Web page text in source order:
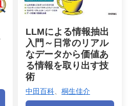
LLMによる情報抽出
入門～日常のリアル
なデータから価値あ
る情報を取り出す技
術
中田百科 桐生佳介